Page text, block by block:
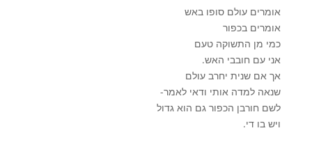
אומרים עולם סופו באש
אומרים בכפור
כמי מן התשוקה טעם
אני עם חובבי האש.
אך אם שנית יחרב עולם
שנאה למדה אותי ודאי לאמר-
לשם חורבן הכפור גם הוא גדול
ויש בו די.